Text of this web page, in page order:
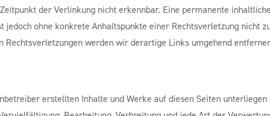
der Verlinkung nicht erkennbar. Eine permanente
jedoch ohne konkrete Anhaltspunkte einer Rechtsverletzung nicht
Rechtsverletzungen werden wir derartige Links umgehend
erstellten Inhalte und Werke auf diesen Seiten unterliegen